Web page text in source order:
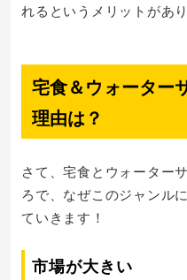
れるというメリットがあり
宅食＆ウォーター
理由は？
さて、宅食とウォーター
ろで、なぜこのジャンル
ていきます！
市場が大きい